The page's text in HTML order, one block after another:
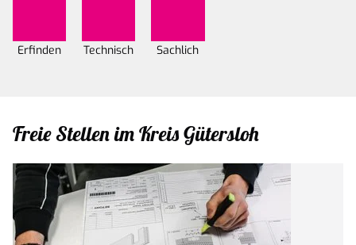
Erfinden Technisch Sachlich
Freie Stellen im Kreis Gütersloh